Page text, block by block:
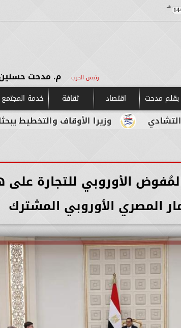
هـ
رئيس الحزب م. مدحت
بقلم مدحت اقتصاد ثقافة خدمة المجتمع
وزيرا الأوقاف والتخطيط يبحثان تعزيز
الأوروبي للتجارة
المصري الأوروبي المشترك